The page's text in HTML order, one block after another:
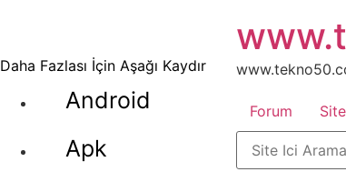
Daha Fazlası İçin Aşağı Kaydır
Android
Apk
atla
Forum